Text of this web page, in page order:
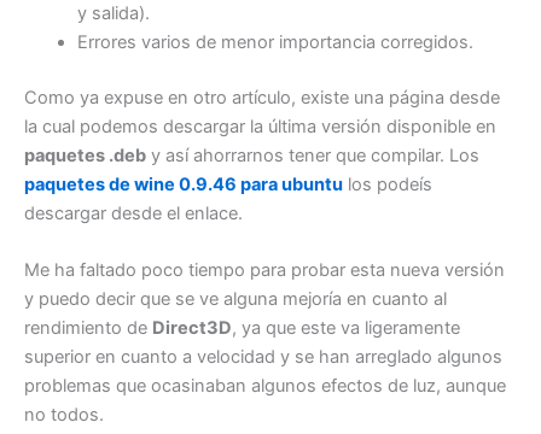
y salida).
Errores varios de menor importancia corregidos.
Como ya expuse en otro artículo, existe una página desde
la cual podemos descargar la última versión disponible en
paquetes .deb y así ahorrarnos tener que compilar. Los
paquetes de wine 0.9.46 para ubuntu los podeís
descargar desde el enlace.
Me ha faltado poco tiempo para probar esta nueva versión
y puedo decir que se ve alguna mejoría en cuanto al
rendimiento de Direct3D, ya que este va ligeramente
superior en cuanto a velocidad y se han arreglado algunos
problemas que ocasinaban algunos efectos de luz, aunque
no todos.